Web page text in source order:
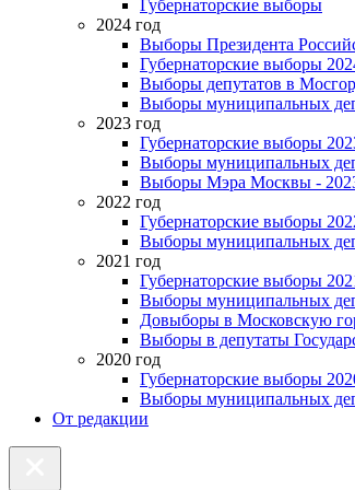
Губернаторские выборы
2024 год
Выборы Президента
Губернаторские выборы
Выборы депутатов в
Выборы муниципальных
2023 год
Губернаторские выборы
Выборы муниципальных
Выборы Мэра Москвы -
2022 год
Губернаторские выборы
Выборы муниципальных
2021 год
Губернаторские выборы
Выборы муниципальных
Довыборы в Московскую
Выборы в депутаты
2020 год
Губернаторские выборы
Выборы муниципальных
От редакции